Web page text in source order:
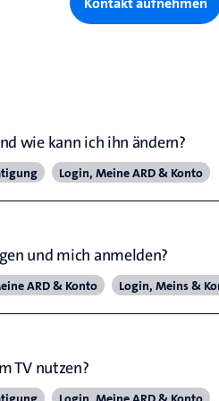
wie kann ich ihn ändern?
Login, Meine ARD & Konto
und mich anmelden?
ARD & Konto Login, Meins &
TV nutzen?